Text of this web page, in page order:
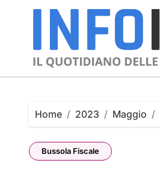
Home 2023 Maggio
Bussola Fiscale